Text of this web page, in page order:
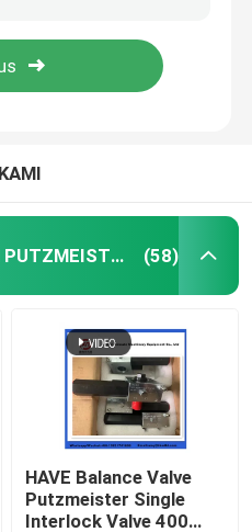
BAGIAN POMPA BETON PUTZMEISTER (58)
HAVE Balance Valve
Putzmeister Single
Interlock Valve 400